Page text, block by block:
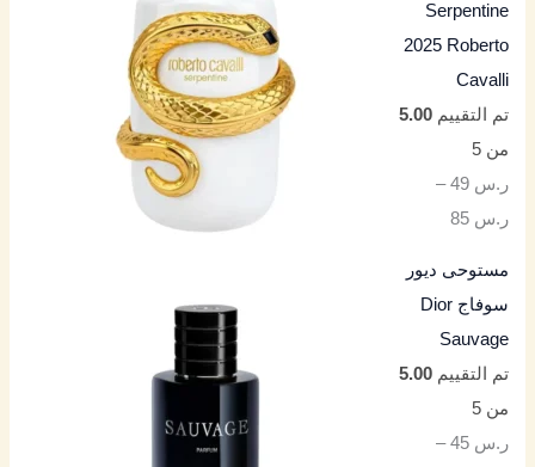
Serpentine
2025 Roberto
Cavalli
تم التقييم5.00
من 5
ر.س 49
–
ر.س 85
مستوحى ديور
سوفاج Dior
Sauvage
تم التقييم5.00
من 5
ر.س 45
–